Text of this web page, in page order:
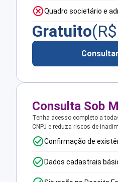
Quadro societário e
Gratuito(R$
Consulta Sob
Tenha acesso completo a
CNPJ e reduza riscos de
Confirmação de
Dados cadastrais